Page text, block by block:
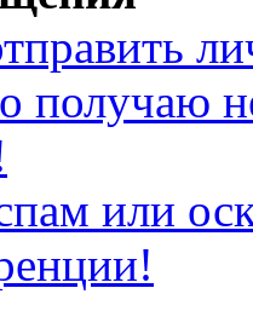
получаю
или